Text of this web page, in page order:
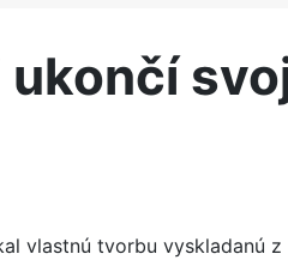
vlastnú tvorbu vyskladanú